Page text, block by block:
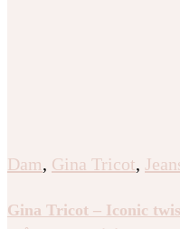
Dam, Gina Tricot,
Gina Tricot – Iconic